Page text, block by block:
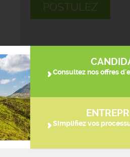
POSTULEZ
Consultez nos offres
Simplifiez vos